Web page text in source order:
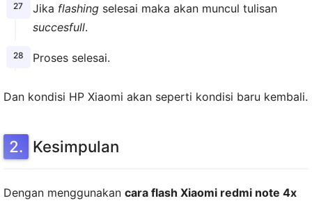
Jika flashingselesai maka akan muncul tulisan
succesfull.
Proses selesai.
Dan kondisi HP Xiaomi akan seperti kondisi baru kembali.
Kesimpulan
Dengan menggunakan cara flash Xiaomi redmi note 4x